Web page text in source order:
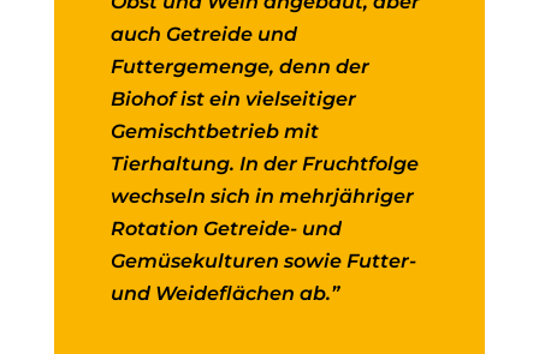
auch Getreide und
Futtergemenge, denn der
Biohof ist ein vielseitiger
Gemischtbetrieb mit
Tierhaltung. In der Fruchtfolge
wechseln sich in mehrjähriger
Rotation Getreide- und
Gemüsekulturen sowie Futter-
und Weideflächen ab.”